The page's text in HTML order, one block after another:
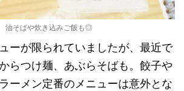
油そばや炊き込みご飯も◎
ーが限られていましたが、最近で
らつけ麺、あぶらそばも。餃子や
ーメン定番のメニューは意外とな